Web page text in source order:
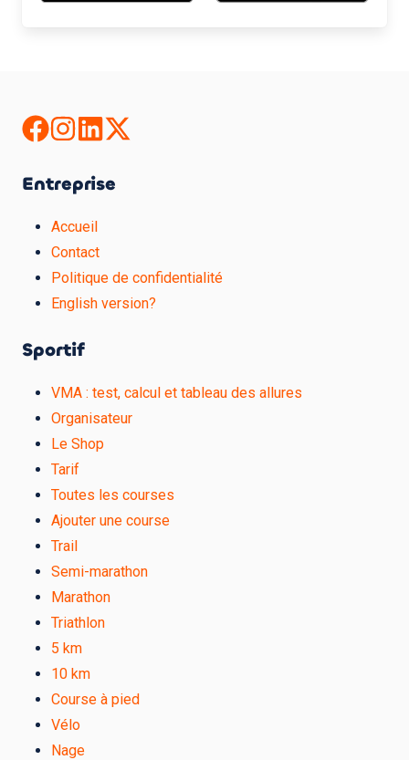
Entreprise
Accueil
Contact
Politique de confidentialité
English version?
Sportif
VMA : test, calcul et tableau des allures
Organisateur
Le Shop
Tarif
Toutes les courses
Ajouter une course
Trail
Semi-marathon
Marathon
Triathlon
5 km
10 km
Course à pied
Vélo
Nage